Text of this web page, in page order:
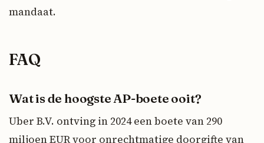
mandaat.
FAQ
Wat is de hoogste AP-boete ooit?
Uber B.V. ontving in 2024 een boete van 290
miljoen EUR voor onrechtmatige doorgifte van